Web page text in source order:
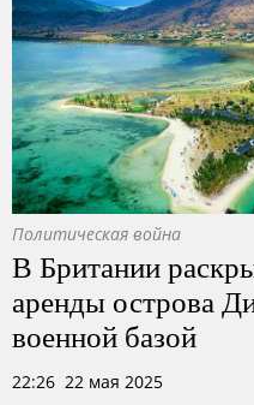
Политическая война
В Британии
аренды острова
военной базой
22:26 22 мая 2025